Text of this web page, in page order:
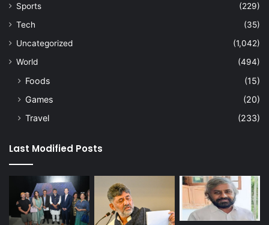
Sports
(229)
Tech
(35)
Uncategorized
(1,042)
World
(494)
Foods
(15)
Games
(20)
Travel
(233)
Last Modified Posts